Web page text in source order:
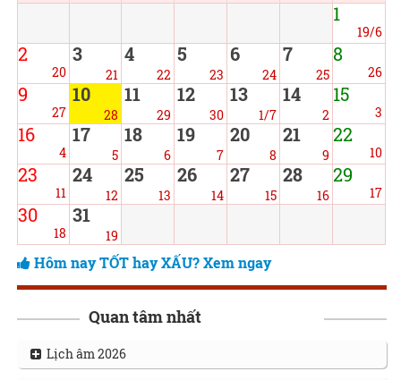
1
19/6
2
20
3
21
4
22
5
23
6
24
7
25
8
26
9
27
10
28
11
29
12
30
13
1/7
14
2
15
3
16
4
17
5
18
6
19
7
20
8
21
9
22
10
23
11
24
12
25
13
26
14
27
15
28
16
29
17
30
18
31
19
Hôm nay TỐT hay XẤU? Xem ngay
Quan tâm nhất
Lịch âm 2026